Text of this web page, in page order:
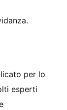
per lo
esperti